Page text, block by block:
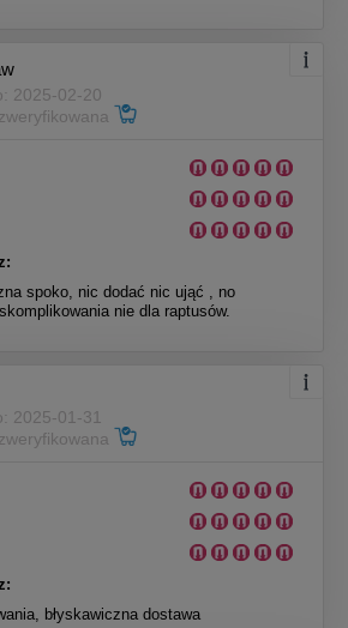
2025-02-20
spoko, nic dodać nic ująć , no
nie dla raptusów.
2025-01-31
błyskawiczna dostawa